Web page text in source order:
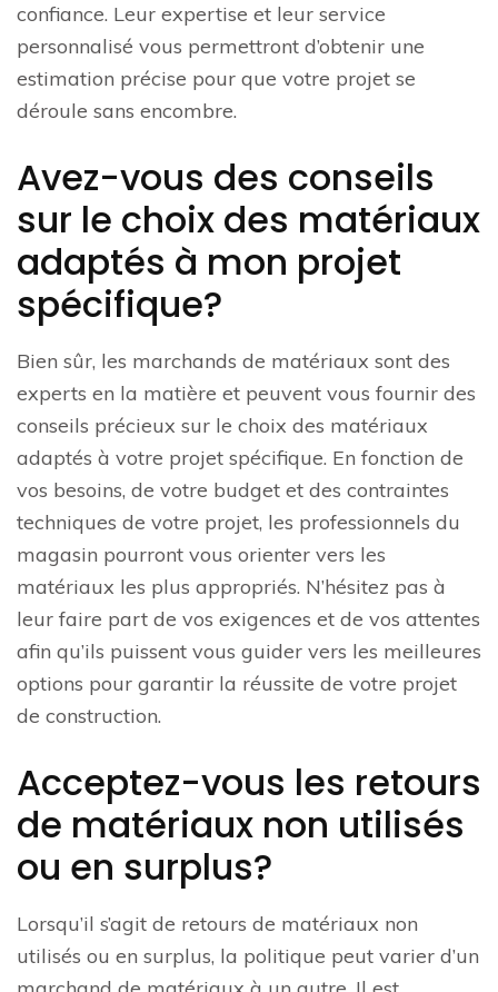
confiance. Leur expertise et leur service
personnalisé vous permettront d’obtenir une
estimation précise pour que votre projet se
déroule sans encombre.
Avez-vous des conseils
sur le choix des matériaux
adaptés à mon projet
spécifique?
Bien sûr, les marchands de matériaux sont des
experts en la matière et peuvent vous fournir des
conseils précieux sur le choix des matériaux
adaptés à votre projet spécifique. En fonction de
vos besoins, de votre budget et des contraintes
techniques de votre projet, les professionnels du
magasin pourront vous orienter vers les
matériaux les plus appropriés. N’hésitez pas à
leur faire part de vos exigences et de vos attentes
afin qu’ils puissent vous guider vers les meilleures
options pour garantir la réussite de votre projet
de construction.
Acceptez-vous les retours
de matériaux non utilisés
ou en surplus?
Lorsqu’il s’agit de retours de matériaux non
utilisés ou en surplus, la politique peut varier d’un